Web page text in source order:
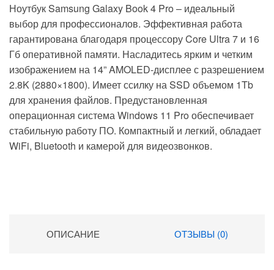
Ноутбук Samsung Galaxy Book 4 Pro – идеальный
выбор для профессионалов. Эффективная работа
гарантирована благодаря процессору Core Ultra 7 и 16
Гб оперативной памяти. Насладитесь ярким и четким
изображением на 14” AMOLED-дисплее с разрешением
2.8K (2880×1800). Имеет ссилку на SSD объемом 1Tb
для хранения файлов. Предустановленная
операционная система Windows 11 Pro обеспечивает
стабильную работу ПО. Компактный и легкий, обладает
WiFi, Bluetooth и камерой для видеозвонков.
ОПИСАНИЕ ОТЗЫВЫ (0)